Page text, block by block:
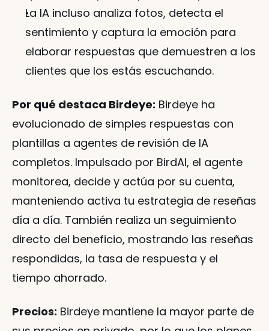
La IA incluso analiza fotos, detecta el
sentimiento y captura la emoción para
elaborar respuestas que demuestren a los
clientes que los estás escuchando.
Por qué destaca Birdeye: Birdeye ha
evolucionado de simples respuestas con
plantillas a agentes de revisión de IA
completos. Impulsado por BirdAI, el agente
monitorea, decide y actúa por su cuenta,
manteniendo activa tu estrategia de reseñas
día a día. También realiza un seguimiento
directo del beneficio, mostrando las reseñas
respondidas, la tasa de respuesta y el
tiempo ahorrado.
Precios: Birdeye mantiene la mayor parte de